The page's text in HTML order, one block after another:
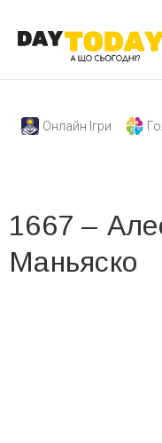
Онлайн Ігри
1667 –
Маньяско